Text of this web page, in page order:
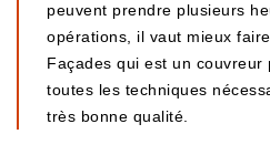
peuvent prendre plusieurs
opérations, il vaut mieux
Façades qui est un
toutes les techniques
très bonne qualité.